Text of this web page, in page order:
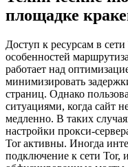
площадке
Доступ к ресурсам в
особенностей
работает над
минимизировать
страниц. Однако
ситуациями, когда сайт
медленно. В таких
настройки прокси-
Tor активны. Иногда
подключение к сети Tor,